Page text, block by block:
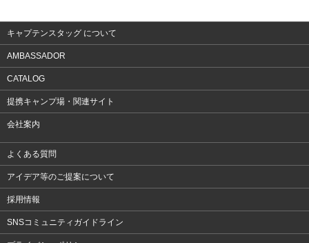
キャプテンスタッグ について
AMBASSADOR
CATALOG
提携キャンプ場・関連サイト
会社案内
よくある質問
アイデア等のご提案について
採用情報
SNSコミュニティガイドライン